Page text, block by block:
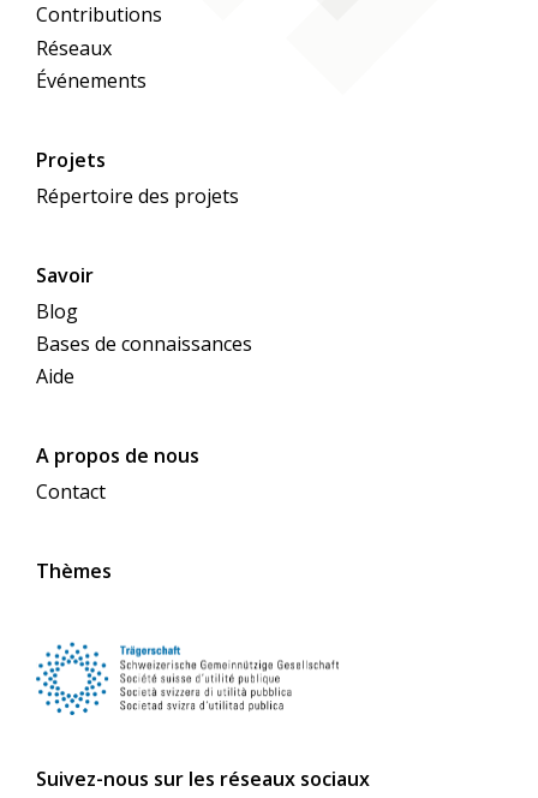
Contributions
Réseaux
Événements
Projets
Répertoire des projets
Savoir
Blog
Bases de connaissances
Aide
A propos de nous
Contact
Thèmes
Suivez-nous sur les réseaux sociaux